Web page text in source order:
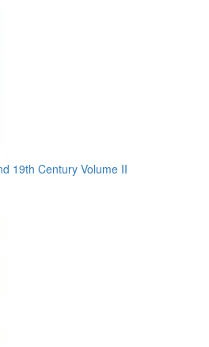
19th Century Volume II